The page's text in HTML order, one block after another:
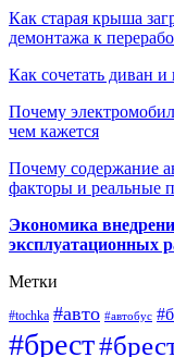
Как старая крыша
демонтажа к
Как сочетать диван
Почему
чем кажется
Почему содержание
факторы и реальные
Экономика
эксплуатационных
Метки
#tochka #авто #автобус
#брест